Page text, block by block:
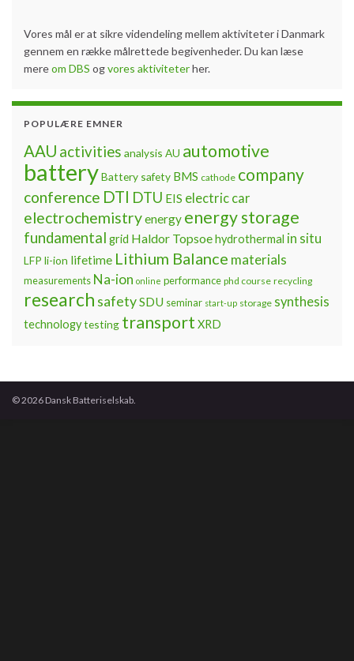
Vores mål er at sikre videndeling mellem aktiviteter i Danmark
gennem en række målrettede begivenheder. Du kan læse
mereom DBS ogvores aktiviteterher.
POPULÆRE EMNER
AAU activities analysis AU automotive
batteryBattery safety BMS cathode company
conference DTI DTU EIS electric car
electrochemistryenergy energy storage
fundamental grid Haldor Topsoehydrothermal in situ
LFP li-ion lifetime Lithium Balance materials
measurements Na-ion online performance phd course recycling
research safetySDU seminar start-up storage synthesis
technologytesting transport XRD
© 2026 Dansk Batteriselskab.